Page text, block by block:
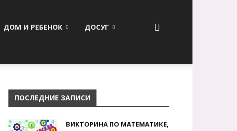
ДОМ И РЕБЕНОК ДОСУГ
ПОСЛЕДНИЕ ЗАПИСИ
ВИКТОРИНА ПО МАТЕМАТИКЕ,